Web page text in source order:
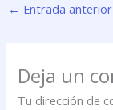
← Entrada anterior
Deja un
Tu dirección de